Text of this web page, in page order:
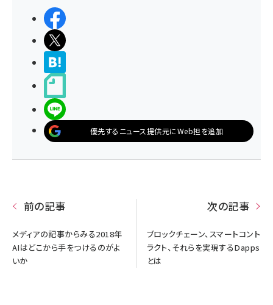
優先するニュース提供元にWeb担を追加
前の記事
メディアの記事からみる2018年
AIはどこから手をつけるのがよ
いか
次の記事
ブロックチェーン、スマートコント
ラクト、それらを実現するDapps
とは